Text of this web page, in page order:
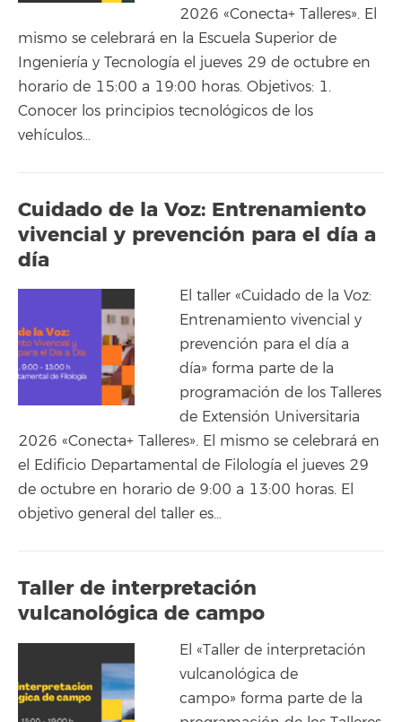
2026 «Conecta+ Talleres». El
mismo se celebrará en la Escuela Superior de
Ingeniería y Tecnología el jueves 29 de octubre en
horario de 15:00 a 19:00 horas. Objetivos: 1.
Conocer los principios tecnológicos de los
vehículos…
Cuidado de la Voz: Entrenamiento
vivencial y prevención para el día a
día
El taller «Cuidado de la Voz:
Entrenamiento vivencial y
prevención para el día a
día» forma parte de la
programación de los Talleres
de Extensión Universitaria
2026 «Conecta+ Talleres». El mismo se celebrará en
el Edificio Departamental de Filología el jueves 29
de octubre en horario de 9:00 a 13:00 horas. El
objetivo general del taller es…
Taller de interpretación
vulcanológica de campo
El «Taller de interpretación
vulcanológica de
campo» forma parte de la